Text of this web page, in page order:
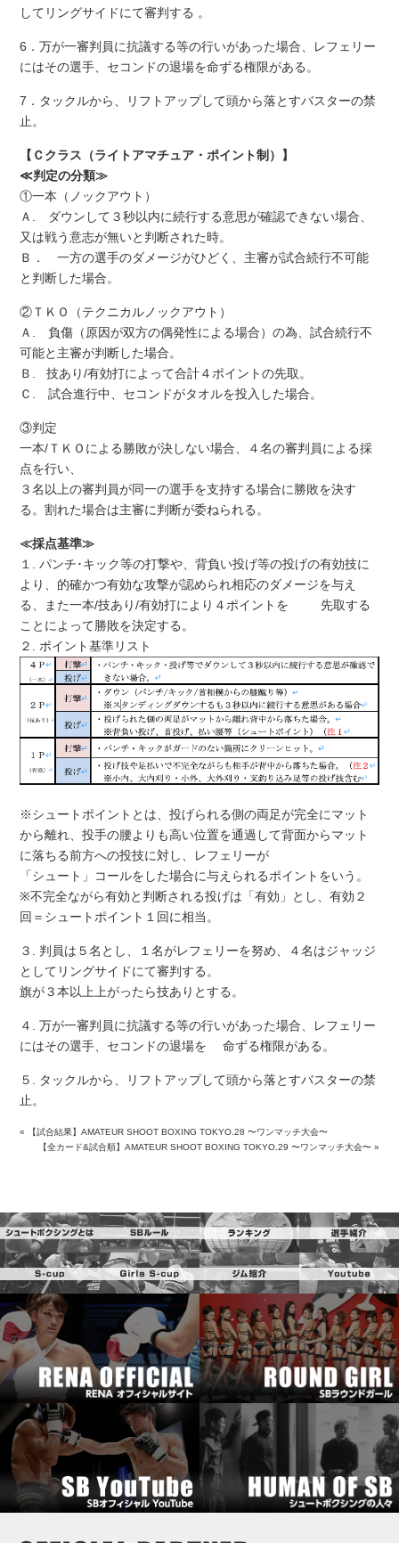
してリングサイドにて審判する 。
6．万が一審判員に抗議する等の行いがあった場合、レフェリー
にはその選手、セコンドの退場を命ずる権限がある。
7．タックルから、リフトアップして頭から落とすバスターの禁
止。
【Ｃクラス（ライトアマチュア・ポイント制）】
≪判定の分類≫
①一本（ノックアウト）
Ａ. ダウンして３秒以内に続行する意思が確認できない場合、
又は戦う意志が無いと判断された時。
Ｂ． 一方の選手のダメージがひどく、主審が試合続行不可能
と判断した場合。
②ＴＫＯ（テクニカルノックアウト）
Ａ. 負傷（原因が双方の偶発性による場合）の為、試合続行不
可能と主審が判断した場合。
Ｂ. 技あり/有効打によって合計４ポイントの先取。
Ｃ. 試合進行中、セコンドがタオルを投入した場合。
③判定
一本/ＴＫＯによる勝敗が決しない場合、４名の審判員による採
点を行い、
３名以上の審判員が同一の選手を支持する場合に勝敗を決す
る。割れた場合は主審に判断が委ねられる。
≪採点基準≫
１. パンチ･キック等の打撃や、背負い投げ等の投げの有効技に
より、的確かつ有効な攻撃が認められ相応のダメージを与え
る、また一本/技あり/有効打により４ポイントを 先取する
ことによって勝敗を決定する。
２. ポイント基準リスト
※シュートポイントとは、投げられる側の両足が完全にマット
から離れ、投手の腰よりも高い位置を通過して背面からマット
に落ちる前方への投技に対し、レフェリーが
「シュート」コールをした場合に与えられるポイントをいう。
※不完全ながら有効と判断される投げは「有効」とし、有効２
回＝シュートポイント１回に相当。
３. 判員は５名とし、１名がレフェリーを努め、４名はジャッジ
としてリングサイドにて審判する。
旗が３本以上上がったら技ありとする。
４. 万が一審判員に抗議する等の行いがあった場合、レフェリー
にはその選手、セコンドの退場を 命ずる権限がある。
５. タックルから、リフトアップして頭から落とすバスターの禁
止。
«
【試合結果】AMATEUR SHOOT BOXING TOKYO.28 〜ワンマッチ大会〜
【全カード&試合順】AMATEUR SHOOT BOXING TOKYO.29 〜ワンマッチ大会〜»